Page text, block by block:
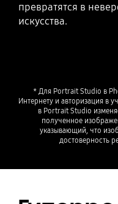
превратятся в
искусства.
* Для Portrait Studio в
Интернету и авторизация в
в Portrait Studio
полученное
указывающий, что
достоверность